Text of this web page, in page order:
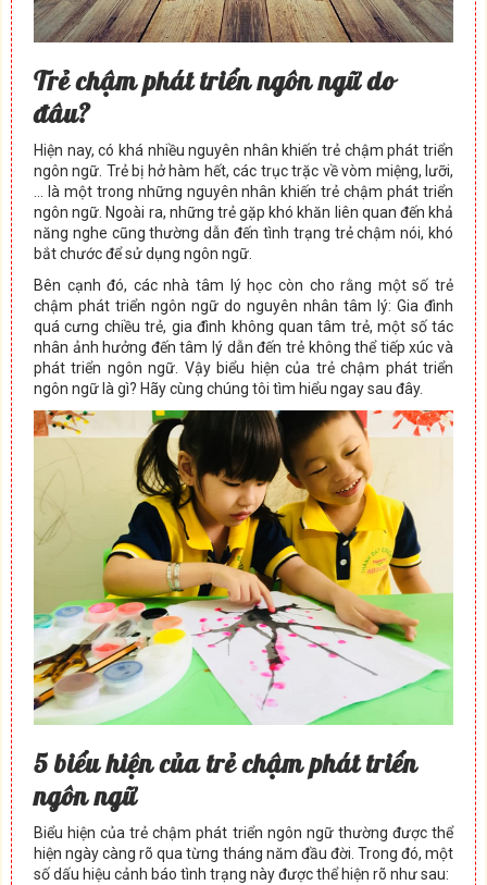
Trẻ chậm phát triển ngôn ngữ do
đâu?
Hiện nay, có khá nhiều nguyên nhân khiến trẻ chậm phát triển
ngôn ngữ. Trẻ bị hở hàm hết, các trục trặc về vòm miệng, lưỡi,
… là một trong những nguyên nhân khiến trẻ chậm phát triển
ngôn ngữ. Ngoài ra, những trẻ gặp khó khăn liên quan đến khả
năng nghe cũng thường dẫn đến tình trạng trẻ chậm nói, khó
bắt chước để sử dụng ngôn ngữ.
Bên cạnh đó, các nhà tâm lý học còn cho rằng một số trẻ
chậm phát triển ngôn ngữ do nguyên nhân tâm lý: Gia đình
quá cưng chiều trẻ, gia đình không quan tâm trẻ, một số tác
nhân ảnh hưởng đến tâm lý dẫn đến trẻ không thể tiếp xúc và
phát triển ngôn ngữ. Vậy biểu hiện của trẻ chậm phát triển
ngôn ngữ là gì? Hãy cùng chúng tôi tìm hiểu ngay sau đây.
5 biểu hiện của trẻ chậm phát triển
ngôn ngữ
Biểu hiện của trẻ chậm phát triển ngôn ngữ thường được thể
hiện ngày càng rõ qua từng tháng năm đầu đời. Trong đó, một
số dấu hiệu cảnh báo tình trạng này được thể hiện rõ như sau: